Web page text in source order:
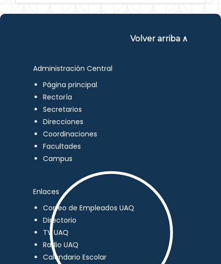
Volver arriba ∧
Administración Central
Página principal
Rectoría
Secretarios
Direcciones
Coordinaciones
Facultades
Campus
Enlaces
Correo de Empleados UAQ
Directorio
TV UAQ
Radio UAQ
Calendario Escolar